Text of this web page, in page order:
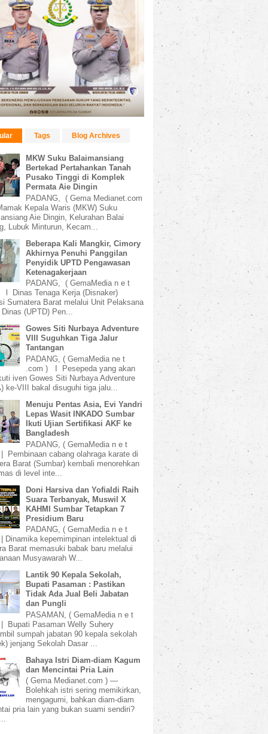
Tags Blog Archives
MKW Suku Balaimansiang
Bertekad Pertahankan Tanah
Pusako Tinggi di Komplek
Permata Aie Dingin
PADANG, ( Gema Medianet.com
Kepala Waris (MKW) Suku
Aie Dingin, Kelurahan Balai
Lubuk Minturun, Kecam...
Beberapa Kali Mangkir, Cimory
Akhirnya Penuhi Panggilan
Penyidik UPTD Pengawasan
Ketenagakerjaan
PADANG, ( GemaMedia n e t
Dinas Tenaga Kerja (Disnaker)
Sumatera Barat melalui Unit Pelaksana
(UPTD) Pen...
Gowes Siti Nurbaya Adventure
VIII Suguhkan Tiga Jalur
Tantangan
PADANG, ( GemaMedia ne t
.com ) I Pesepeda yang akan
iven Gowes Siti Nurbaya Adventure
ke-VIII bakal disuguhi tiga jalu...
Menuju Pentas Asia, Evi Yandri
Lepas Wasit INKADO Sumbar
Ikuti Ujian Sertifikasi AKF ke
Bangladesh
PADANG, ( GemaMedia n e t
Pembinaan cabang olahraga karate di
Barat (Sumbar) kembali menorehkan
di level inte...
Doni Harsiva dan Yofialdi Raih
Suara Terbanyak, Muswil X
KAHMI Sumbar Tetapkan 7
Presidium Baru
PADANG, ( GemaMedia n e t
Dinamika kepemimpinan intelektual di
Barat memasuki babak baru melalui
Musyawarah W...
Lantik 90 Kepala Sekolah,
Bupati Pasaman : Pastikan
Tidak Ada Jual Beli Jabatan
dan Pungli
PASAMAN, ( GemaMedia n e t
Bupati Pasaman Welly Suhery
sumpah jabatan 90 kepala sekolah
jenjang Sekolah Dasar ...
Bahaya Istri Diam-diam Kagum
dan Mencintai Pria Lain
( Gema Medianet.com ) —
Bolehkah istri sering memikirkan,
mengagumi, bahkan diam-diam
pria lain yang bukan suami sendiri?